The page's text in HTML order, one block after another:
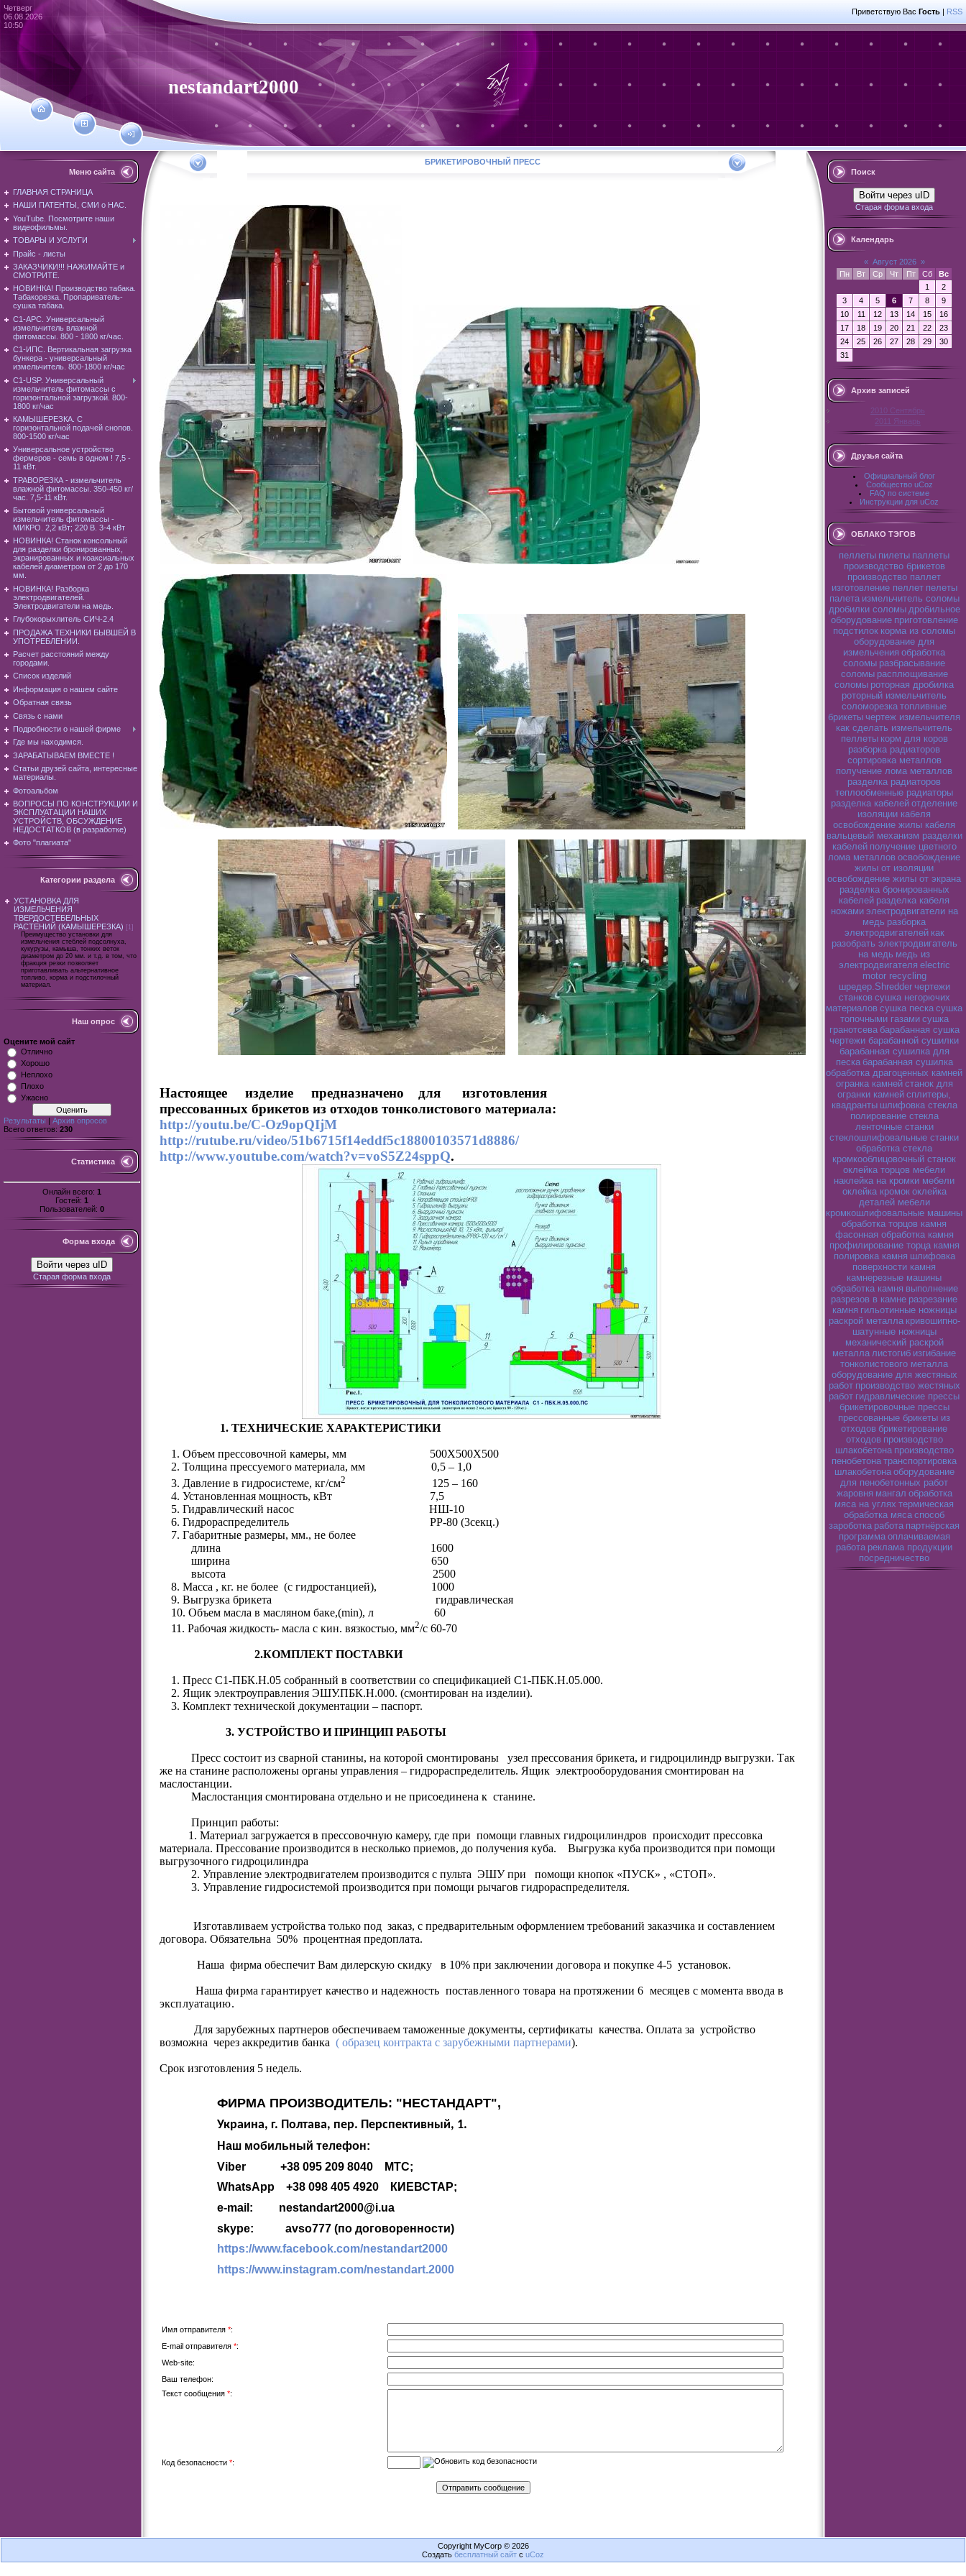
Четверг
06.08.2026
10:50
Приветствую Вас Гость | RSS
nestandart2000
Меню сайта
ГЛАВНАЯ СТРАНИЦА
НАШИ ПАТЕНТЫ, СМИ о НАС.
YouTube. Посмотрите наши
видеофильмы.
ТОВАРЫ И УСЛУГИ
Прайс - листы
ЗАКАЗЧИКИ!!! НАЖИМАЙТЕ и
СМОТРИТЕ.
НОВИНКА! Производство табака.
Табакорезка. Пропариватель-
сушка табака.
С1-АРС. Универсальный
измельчитель влажной
фитомассы. 800 - 1800 кг/час.
C1-ИПС. Вертикальная загрузка
бункера - универсальный
измельчитель. 800-1800 кг/час
С1-USP. Универсальный
измельчитель фитомассы с
горизонтальной загрузкой. 800-
1800 кг/час
КАМЫШЕРЕЗКА. С
горизонтальной подачей снопов.
800-1500 кг/час
Универсальное устройство
фермеров - семь в одном ! 7,5 -
11 кВт.
ТРАВОРЕЗКА - измельчитель
влажной фитомассы. 350-450 кг/
час. 7,5-11 кВт.
Бытовой универсальный
измельчитель фитомассы -
МИКРО. 2,2 кВт; 220 В. 3-4 кВт
НОВИНКА! Станок консольный
для разделки бронированных,
экранированных и коаксиальных
кабелей диаметром от 2 до 170
мм.
НОВИНКА! Разборка
электродвигателей.
Электродвигатели на медь.
Глубокорыхлитель СИЧ-2.4
ПРОДАЖА ТЕХНИКИ БЫВШЕЙ В
УПОТРЕБЛЕНИИ.
Расчет расстояний между
городами.
Список изделий
Информация о нашем сайте
Обратная связь
Связь с нами
Подробности о нашей фирме
Где мы находимся.
ЗАРАБАТЫВАЕМ ВМЕСТЕ !
Статьи друзей сайта, интересные
материалы.
Фотоальбом
ВОПРОСЫ ПО КОНСТРУКЦИИ И
ЭКСПЛУАТАЦИИ НАШИХ
УСТРОЙСТВ, ОБСУЖДЕНИЕ
НЕДОСТАТКОВ (в разработке)
Фото "плагиата"
Категории раздела
УСТАНОВКА ДЛЯ
ИЗМЕЛЬЧЕНИЯ
ТВЕРДОСТЕБЕЛЬНЫХ
РАСТЕНИЙ (КАМЫШЕРЕЗКА)
[1]
Преимущество установки для
измельчения стеблей подсолнуха,
кукурузы, камыша, тонких веток
диаметром до 20 мм. и т.д. в том, что
фракция резки позволяет
приготавливать альтернативное
топливо, корма и подстилочный
материал.
Наш опрос
Оцените мой сайт
Отлично
Хорошо
Неплохо
Плохо
Ужасно
Результаты | Архив опросов
Всего ответов: 230
Статистика
Онлайн всего: 1
Гостей: 1
Пользователей: 0
Форма входа
Войти через uID
Старая форма входа
БРИКЕТИРОВОЧНЫЙ ПРЕСС
Настоящее изделие предназначено для
изготовления
прессованных брикетов из отходов тонколистового материала:
http://youtu.be/C-Oz9opQIjM
http://rutube.ru/video/51b6715f14eddf5c18800103571d8886/
http://www.youtube.com/watch?v=voS5Z24sppQ.
1. ТЕХНИЧЕСКИЕ ХАРАКТЕРИСТИКИ
1. Объем прессовочной камеры, мм
500Х500Х500
2. Толщина прессуемого материала, мм
0,5 – 1,0
3. Давление в гидросистеме, кг/см2
125 – 160
4. Установленная мощность, кВт
7,5
5. Гидравлический насос
НШ-10
6. Гидрораспределитель
РР-80 (3секц.)
7. Габаритные размеры, мм., не более
длина
1600
ширина
650
высота
2500
8. Масса , кг. не более (с гидростанцией),
1000
9. Выгрузка брикета
гидравлическая
10. Объем масла в масляном баке,(min), л
60
11. Рабочая жидкость- масла с кин. вязкостью, мм2/с 60-70
2.КОМПЛЕКТ ПОСТАВКИ
1. Пресс С1-ПБК.Н.05 собранный в соответствии со спецификацией С1-ПБК.Н.05.000.
2. Ящик электроуправления ЭШУ.ПБК.Н.000. (смонтирован на изделии).
3. Комплект технической документации – паспорт.
3. УСТРОЙСТВО И ПРИНЦИП РАБОТЫ
Пресс состоит из сварной станины, на которой смонтированы
узел прессования брикета, и гидроцилиндр выгрузки. Так
же на станине расположены органы управления – гидрораспределитель. Ящик электрооборудования смонтирован на
маслостанции.
Маслостанция смонтирована отдельно и не присоединена к станине.
Принцип работы:
1. Материал загружается в прессовочную камеру, где при помощи главных гидроцилиндров происходит прессовка
материала. Прессование производится в несколько приемов, до получения куба.
Выгрузка куба производится при помощи
выгрузочного гидроцилиндра
2. Управление электродвигателем производится с пульта ЭШУ при
помощи кнопок «ПУСК» , «СТОП».
3. Управление гидросистемой производится при помощи рычагов гидрораспределителя.
Изготавливаем устройства только под заказ, с предварительным оформлением требований заказчика и составлением
договора. Обязательна 50% процентная предоплата.
Наша фирма обеспечит Вам дилерскую скидку в 10% при заключении договора и покупке 4-5 установок.
Наша фирма гарантирует качество и надежность поставленного товара на протяжении 6 месяцев с момента ввода в
эксплуатацию.
Для зарубежных партнеров обеспечиваем таможенные документы, сертификаты качества. Оплата за устройство
возможна через аккредитив банка ( образец контракта с зарубежными партнерами).
Срок изготовления 5 недель.
ФИРМА ПРОИЗВОДИТЕЛЬ: "НЕСТАНДАРТ",
Украина, г. Полтава, пер. Перспективный, 1.
Наш мобильный телефон:
Viber +38 095 209 8040 МТС;
WhatsApp +38 098 405 4920 КИЕВСТАР;
e-mail:
nestandart2000@i.ua
skype: avso777 (по договоренности)
https://www.facebook.com/nestandart2000
https://www.instagram.com/nestandart.2000
Имя отправителя *:
E-mail отправителя *:
Web-site:
Ваш телефон:
Текст сообщения *:
Код безопасности *:
Поиск
Войти через uID
Старая форма входа
Календарь
« Август 2026 »
Пн
Вт Ср Чт Пт Сб
Вс
1
2
3
4 5 6 7 8
9
10
11 12 13 14 15
16
17
18 19 20 21 22
23
24
25 26 27 28 29
30
31
Архив записей
2010 Сентябрь
2011 Январь
Друзья сайта
Официальный блог
Сообщество uCoz
FAQ по системе
Инструкции для uCoz
ОБЛАКО ТЭГОВ
пеллеты пилеты паллеты
производство брикетов
производство паллет
изготовление пеллет пелеты
палета измельчитель соломы
дробилки соломы дробильное
оборудование приготовление
подстилок корма из соломы
оборудование для
измельчения обработка
соломы разбрасывание
соломы расплющивание
соломы роторная дробилка
роторный измельчитель
соломорезка топливные
брикеты чертеж измельчителя
как сделать измельчитель
пеллеты корм для коров
разборка радиаторов
сортировка металлов
получение лома металлов
разделка радиаторов
теплообменные радиаторы
разделка кабелей отделение
изоляции кабеля
освобождение жилы кабеля
вальцевый механизм разделки
кабелей получение цветного
лома металлов освобождение
жилы от изоляции
освобождение жилы от экрана
разделка бронированных
кабелей разделка кабеля
ножами электродвигатели на
медь разборка
электродвигателей как
разобрать электродвигатель
на медь медь из
электродвигателя electric
motor recycling
шредер.Shredder чертежи
станков сушка негорючих
материалов сушка песка сушка
топочными газами сушка
гранотсева барабанная сушка
чертежи барабанной сушилки
барабанная сушилка для
песка барабанная сушилка
обработка драгоценных камней
огранка камней станок для
огранки камней сплитеры,
квадранты шлифовка стекла
полирование стекла
ленточные станки
стеклошлифовальные станки
обработка стекла
кромкооблицовочный станок
оклейка торцов мебели
наклейка на кромки мебели
оклейка кромок оклейка
деталей мебели
кромкошлифовальные машины
обработка торцов камня
фасонная обработка камня
профилирование торца камня
полировка камня шлифовка
поверхности камня
камнерезные машины
обработка камня выполнение
разрезов в камне разрезание
камня гильотинные ножницы
раскрой металла кривошипно-
шатунные ножницы
механический раскрой
металла листогиб изгибание
тонколистового металла
оборудование для жестяных
работ производство жестяных
работ гидравлические прессы
брикетировочные прессы
прессованные брикеты из
отходов брикетирование
отходов производство
шлакобетона производство
пенобетона транспортировка
шлакобетона оборудование
для пенобетонных работ
жаровня мангал обработка
мяса на углях термическая
обработка мяса способ
зароботка работа партнёрская
программа оплачиваемая
работа реклама продукции
посредничество
Copyright MyCorp © 2026
Создать бесплатный сайт с uCoz